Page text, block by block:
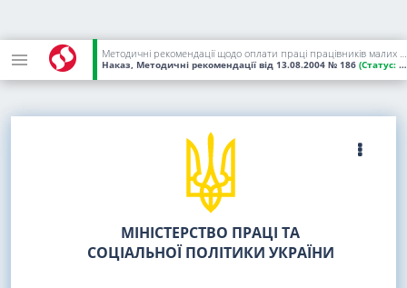
Методичні рекомендації щодо оплати праці працівників малих підприємств
Наказ, Методичні рекомендації від 13.08.2004 № 186 (Статус:
МІНІСТЕРСТВО ПРАЦІ ТА
СОЦІАЛЬНОЇ ПОЛІТИКИ УКРАЇНИ